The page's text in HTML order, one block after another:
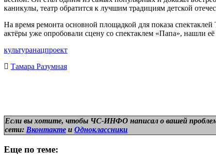
каникулы, театр обратится к лучшим традициям детской
На время ремонта основной площадкой для показа
актёры уже опробовали сцену со спектаклем «Папа», нашли
культуранацпроект
Тамара Разумная
Если вы хотите, чтобы ЧС-ИНФО написал о вашей
сети: Вконтакте и Одноклассники
Еще по теме: